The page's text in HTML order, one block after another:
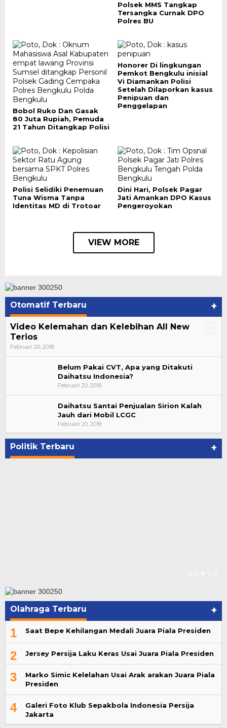
Polsek MMS Tangkap
Tersangka Curnak DPO
Polres BU
Bobol Ruko Dan Gasak
80 Juta Rupiah, Pemuda
21 Tahun Ditangkap Polisi
Honorer Di lingkungan
Pemkot Bengkulu inisial
Vi Diamankan Polisi
Setelah Dilaporkan kasus
Penipuan dan
Penggelapan
Polisi Selidiki Penemuan
Tuna Wisma Tanpa
Identitas MD di Trotoar
Dini Hari, Polsek Pagar
Jati Amankan DPO Kasus
Pengeroyokan
VIEW MORE
Otomatif Terbaru +
Video Kelemahan dan Kelebihan All New
Terios
Februari 20, 2018
Belum Pakai CVT, Apa yang Ditakuti
Daihatsu Indonesia?
Februari 20, 2018
Daihatsu Santai Penjualan Sirion Kalah
Jauh dari Mobil LCGC
Februari 20, 2018
Politik Terbaru +
Suharto Dipercaya Jadi Dewan Pengawas PP
PBSI 2020-2024
Di NASIONAL, POLITIK
Olahraga Terbaru +
1 Saat Bepe Kehilangan Medali Juara Piala Presiden
2 Jersey Persija Laku Keras Usai Juara Piala Presiden
3
Marko Simic Kelelahan Usai Arak arakan Juara Piala
Presiden
4
Galeri Foto Klub Sepakbola Indonesia Persija
Jakarta